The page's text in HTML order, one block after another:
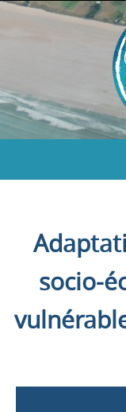
Skip
content
socio-